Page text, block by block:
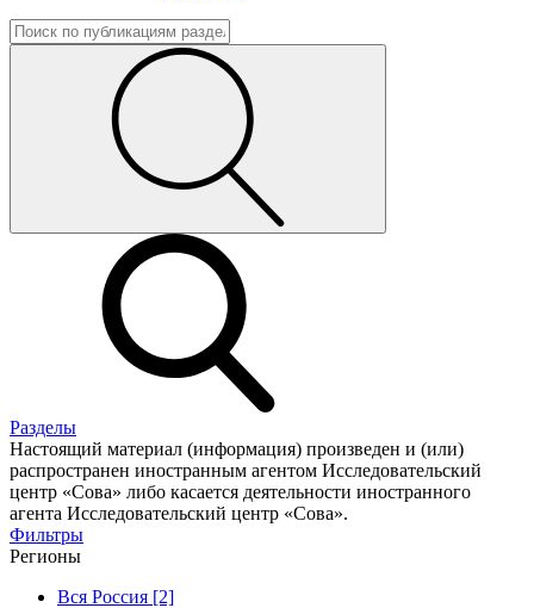
Разделы
Настоящий материал (информация) произведен и (или)
распространен иностранным агентом Исследовательский
центр «Сова» либо касается деятельности иностранного
агента Исследовательский центр «Сова».
Фильтры
Регионы
Вся Россия [2]